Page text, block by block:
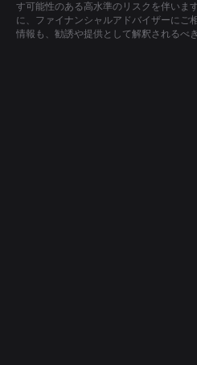
す可能性のある高水準のリスクを伴いま
に、ファイナンシャルアドバイザーにご
情報も、勧誘や提供として解釈されるべ